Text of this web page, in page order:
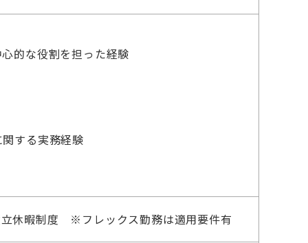
的な役割を担った経験
する実務経験
立休暇制度 ※フレックス勤務は適用要件有